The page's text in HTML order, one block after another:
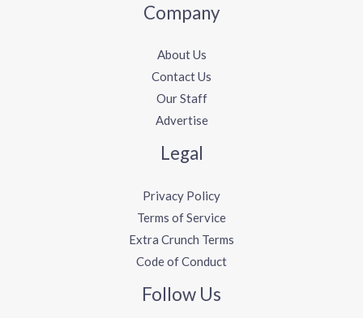
Company
About Us
Contact Us
Our Staff
Advertise
Legal
Privacy Policy
Terms of Service
Extra Crunch Terms
Code of Conduct
Follow Us